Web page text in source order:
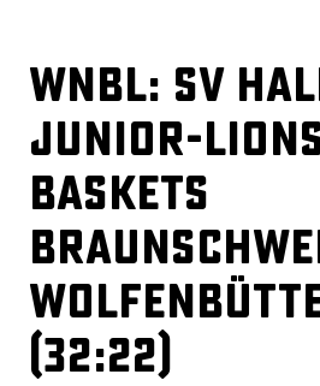
WNBL: SV
Junior-
Baskets
(32:22)